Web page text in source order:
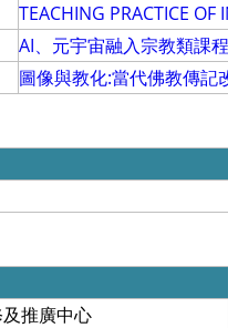
TEACHING PRACTICE OF
AI、元宇宙融入宗教類課
圖像與教化:當代佛教傳記
推廣中心